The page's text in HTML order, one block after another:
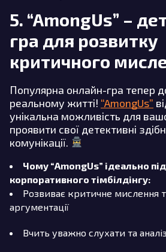
5. “AmongUs” –
гра для розвитку
критичного
Популярна онлайн-гра тепер
реальному житті! “AmongUs”
унікальна можливість для
проявити свої детективні
комунікації.
Чому “AmongUs” ідеально
корпоративного тімбілдінгу:
Розвиває критичне мислення
аргументації
Вчить уважно слухати та